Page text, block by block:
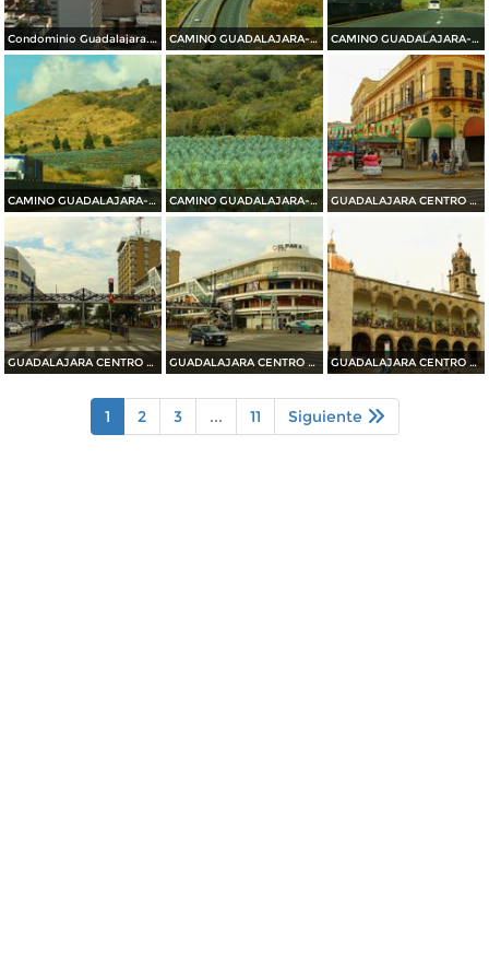
Condominio Guadalajara. Abril/2015 CAMINO GUADALAJARA---PUERTO VALLARTA 2014 CAMINO GUADALAJARA---PUERTO VALLARTA 2014
CAMINO GUADALAJARA---PUERTO VALLARTA 2014 CAMINO GUADALAJARA---PUERTO VALLARTA 2014 GUADALAJARA CENTRO HISTORICO 2014
GUADALAJARA CENTRO HISTORICO 2014 GUADALAJARA CENTRO HISTORICO 2014 GUADALAJARA CENTRO HISTORICO 2014
1 2 3 ... 11 Siguiente